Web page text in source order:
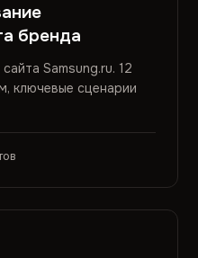
бренда
Samsung.ru. 12
ключевые сценарии